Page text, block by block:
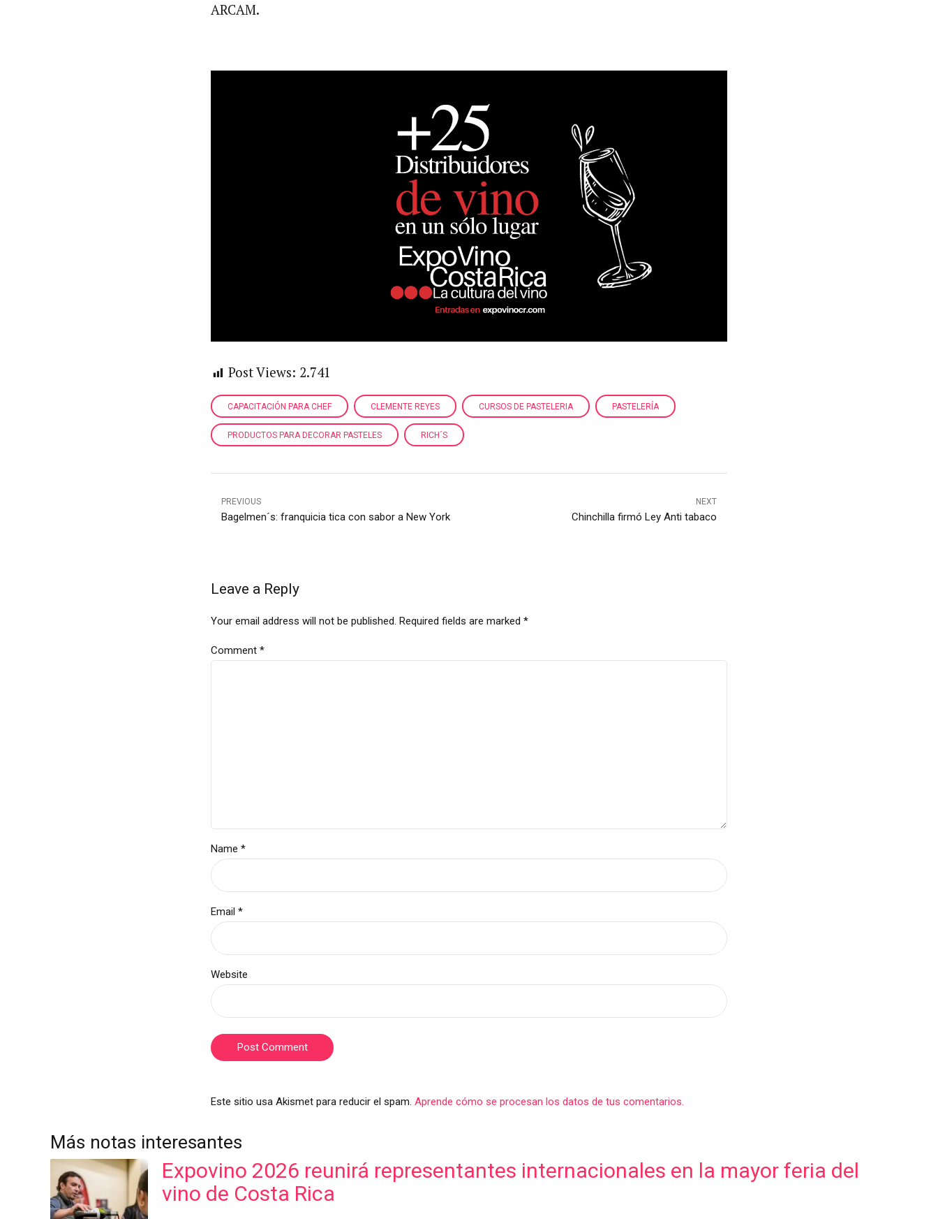
ARCAM.
Post Views: 2.741
CAPACITACIÓN PARA CHEF CLEMENTE REYES CURSOS DE PASTELERIA PASTELERÍA
PRODUCTOS PARA DECORAR PASTELES RICH´S
PREVIOUS
Bagelmen´s: franquicia tica con sabor a New York
NEXT
Chinchilla firmó Ley Anti tabaco
Leave a Reply
Your email address will not be published. Required fields are marked *
Comment *
Name *
Email *
Website
Post Comment
Este sitio usa Akismet para reducir el spam. Aprende cómo se procesan los datos de tus comentarios.
Más notas interesantes
Expovino 2026 reunirá representantes internacionales en la mayor feria del
vino de Costa Rica